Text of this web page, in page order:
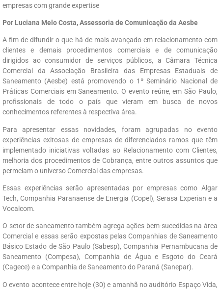
empresas com grande expertise
Por Luciana Melo Costa, Assessoria de Comunicação da Aesbe
A fim de difundir o que há de mais avançado em relacionamento com
clientes e demais procedimentos comerciais e de comunicação
dirigidos ao consumidor de serviços públicos, a Câmara Técnica
Comercial da Associação Brasileira das Empresas Estaduais de
Saneamento (Aesbe) está promovendo o 1º Seminário Nacional de
Práticas Comerciais em Saneamento. O evento reúne, em São Paulo,
profissionais de todo o país que vieram em busca de novos
conhecimentos referentes à respectiva área.
Para apresentar essas novidades, foram agrupadas no evento
experiências exitosas de empresas de diferenciados ramos que têm
implementado iniciativas voltadas ao Relacionamento com Clientes,
melhoria dos procedimentos de Cobrança, entre outros assuntos que
permeiam o universo Comercial das empresas.
Essas experiências serão apresentadas por empresas como Algar
Tech, Companhia Paranaense de Energia (Copel), Serasa Experian e a
Vocalcom.
O setor de saneamento também agrega ações bem-sucedidas na área
Comercial e essas serão expostas pelas Companhias de Saneamento
Básico Estado de São Paulo (Sabesp), Companhia Pernambucana de
Saneamento (Compesa), Companhia de Água e Esgoto do Ceará
(Cagece) e a Companhia de Saneamento do Paraná (Sanepar).
O evento acontece entre hoje (30) e amanhã no auditório Espaço Vida,